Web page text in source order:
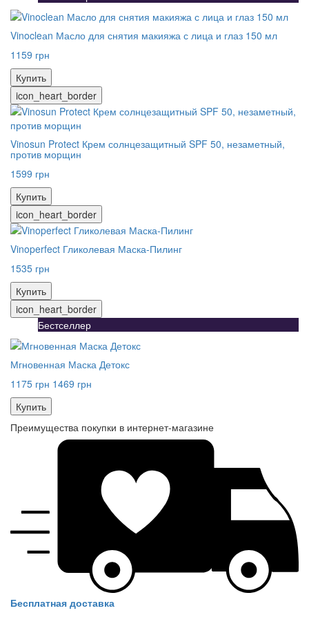
Vinocleаn Масло для снятия макияжа с лица и глаз 150 мл
1159 грн
Купить
icon_heart_border
Vinosun Protect Крем солнцезащитный SPF 50, незаметный,
против морщин
1599 грн
Купить
icon_heart_border
Vinoperfect Гликолевая Маска-Пилинг
1535 грн
Купить
icon_heart_border
Бестселлер
Мгновенная Маска Детокс
1175 грн 1469 грн
Купить
Преимущества покупки в интернет-магазине
Бесплатная доставка